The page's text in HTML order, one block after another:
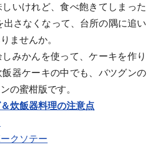
いけれど、食べ飽きてしまった
出さなくなって、台所の隅に追い
ませんか。
みかんを使って、ケーキを作り
器ケーキの中でも、バツグンの
の蜜柑版です。
炊飯器料理の注意点
クソテー